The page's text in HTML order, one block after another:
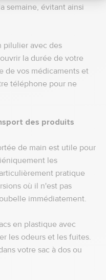
semaine, évitant ainsi
pilulier avec des
la durée de votre
de vos médicaments et
téléphone pour ne
des produits
de main est utile pour
les
pratique
où il n'est pas
immédiatement.
en plastique avec
les odeurs et les fuites.
votre sac à dos ou